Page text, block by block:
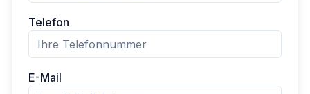
Telefon
E-Mail